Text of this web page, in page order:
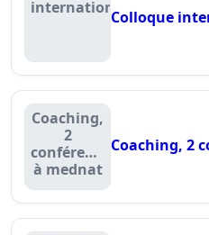
internationalColloque
Coaching,
2
conférences
à mednat
Coaching, 2